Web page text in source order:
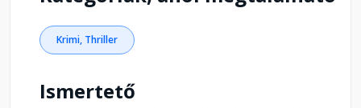
Krimi, Thriller
Ismertető